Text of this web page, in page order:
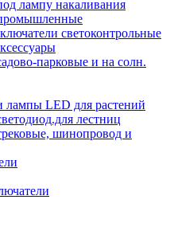
лампу накаливания
светоконтрольные
парковые и на солн.
лампы LED для растений
лестниц
шинопровод и